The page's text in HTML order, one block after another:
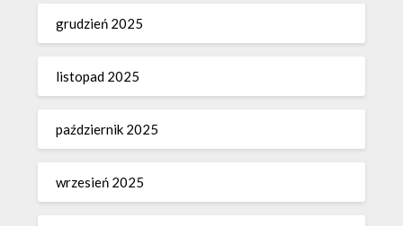
grudzień 2025
listopad 2025
październik 2025
wrzesień 2025